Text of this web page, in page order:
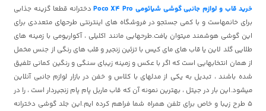
خرید قاب و لوازم جانبی گوشی شیائومی Poco X4 Pro
دخترانه قطعا گزینه جذابی
برای خانمهاست و با کمی جستجو در فروشگاه های اینترنتی طرحهای متعددی برای
این گوشی هوشمند میتوان یافت.طرحهایی مانند اکلیلی ، آکواریومی با زمینه های
طلایی گلد لاین یا قاب های مای کیس با تزئین زنجیر و قلب های رنگی از جنس مخمل
از همان انتخابهایی است که اگر با عکس و زمینه زیبای سنگی و رنگین کمانی تلفیق
شده باشند ، تبدیل به یکی از مدلهای با کلاس و خفن در بازار لوازم جانبی آنلاین
میشود.این بار در جیتل ، بهترین نمونه آن که قاب ماربل پام پام زنجیردار است ، را در
5 طرح زیبا و خاص برای تلفن همراه شما فراهم کرده ایم.این جلد گوشی دخترانه